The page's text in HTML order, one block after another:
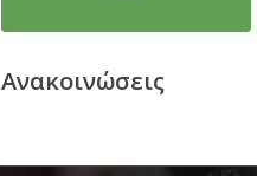
Ανακοινώσεις